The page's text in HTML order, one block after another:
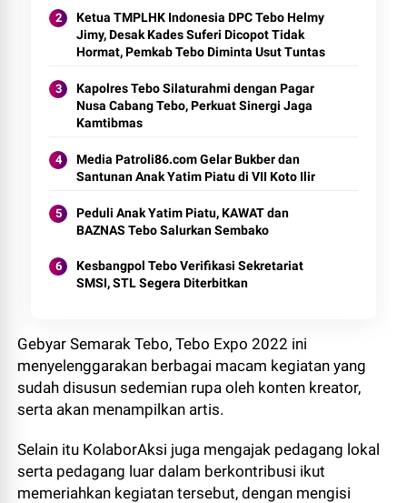
Ketua TMPLHK Indonesia DPC Tebo Helmy
Jimy, Desak Kades Suferi Dicopot Tidak
Hormat, Pemkab Tebo Diminta Usut Tuntas
Kapolres Tebo Silaturahmi dengan Pagar
Nusa Cabang Tebo, Perkuat Sinergi Jaga
Kamtibmas
Media Patroli86.com Gelar Bukber dan
Santunan Anak Yatim Piatu di VII Koto Ilir
Peduli Anak Yatim Piatu, KAWAT dan
BAZNAS Tebo Salurkan Sembako
Kesbangpol Tebo Verifikasi Sekretariat
SMSI, STL Segera Diterbitkan
Gebyar Semarak Tebo, Tebo Expo 2022 ini
menyelenggarakan berbagai macam kegiatan yang
sudah disusun sedemian rupa oleh konten kreator,
serta akan menampilkan artis.
Selain itu KolaborAksi juga mengajak pedagang lokal
serta pedagang luar dalam berkontribusi ikut
memeriahkan kegiatan tersebut, dengan mengisi